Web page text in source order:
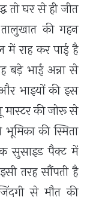
तो घर से ही जीत
की गहन
में राह कर पाई है
भाई अन्ना से
भाइयों की इस
मास्टर की जोरू से
की स्मिता
सुसाइड पैक्ट में
तरह सौंपती है
से मौत की